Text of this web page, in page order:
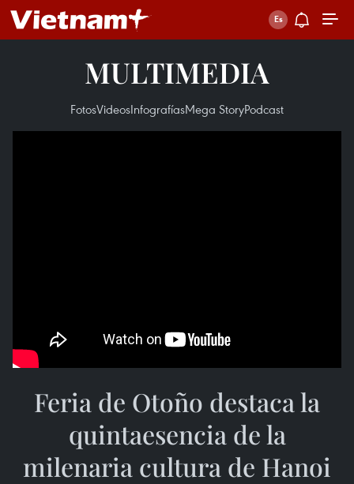
MULTIMEDIA
FotosVideosInfografíasMega StoryPodcast
Feria de Otoño destaca la
quintaesencia de la
milenaria cultura de Hanoi